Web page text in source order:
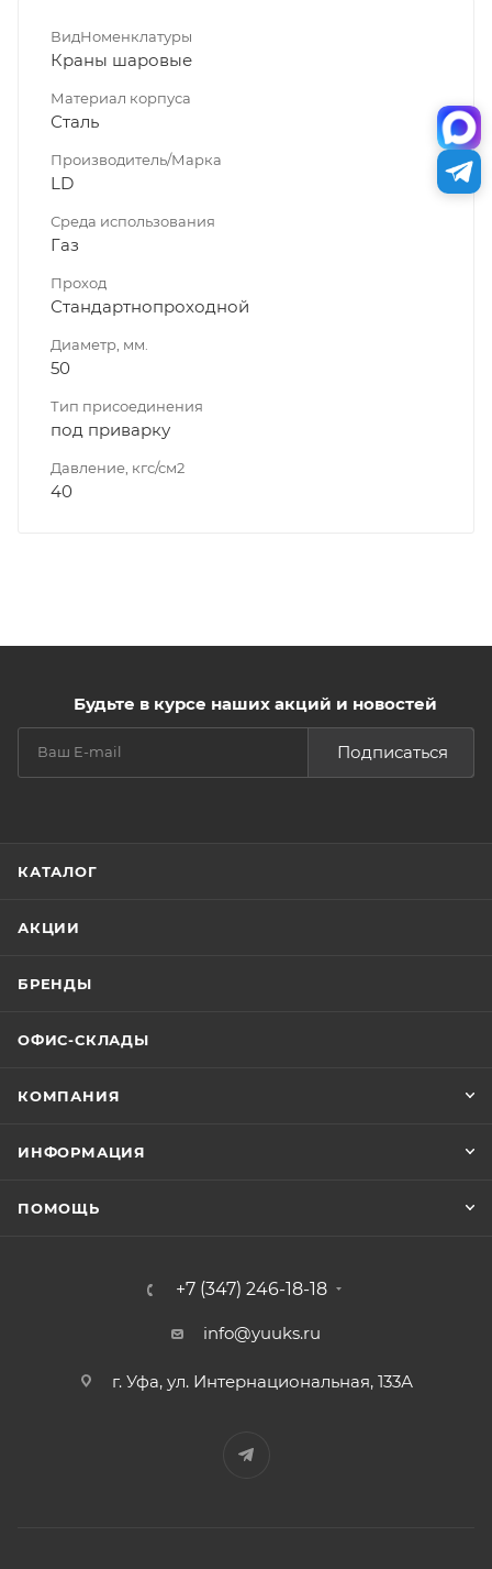
ВидНоменклатуры
Краны шаровые
Материал корпуса
Сталь
Производитель/Марка
LD
Среда использования
Газ
Проход
Стандартнопроходной
Диаметр, мм.
50
Тип присоединения
под приварку
Давление, кгс/см2
40
Будьте в курсе наших акций и новостей
Подписаться
КАТАЛОГ
АКЦИИ
БРЕНДЫ
ОФИС-СКЛАДЫ
КОМПАНИЯ
ИНФОРМАЦИЯ
ПОМОЩЬ
+7 (347) 246-18-18
info@yuuks.ru
г. Уфа, ул. Интернациональная, 133А